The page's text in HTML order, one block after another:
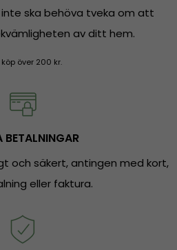
ska behöva tveka om att
av ditt hem.
över 200 kr.
BETALNINGAR
och säkert, antingen med kort,
eller faktura.